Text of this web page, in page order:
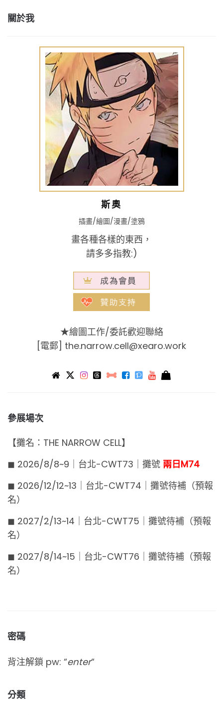
關於我
斯奧
插畫/繪圖/漫畫/塗鴉
畫各種各樣的東西，
請多多指教:)
★繪圖工作/委託歡迎聯絡
[電郵] the.narrow.cell@xearo.work
參展場次
【攤名：THE NARROW CELL】
◼︎ 2026/8/8~9｜台北-CWT73｜攤號 兩日M74
◼︎ 2026/12/12~13｜台北-CWT74｜攤號待補（預報
名）
◼︎ 2027/2/13~14｜台北-CWT75｜攤號待補（預報
名）
◼︎ 2027/8/14~15｜台北-CWT76｜攤號待補（預報
名）
密碼
背注解鎖 pw: “enter“
分類